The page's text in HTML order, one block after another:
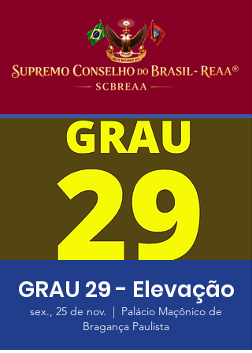
GRAU 29 - Elevação
sex., 25 de nov.
  |
Palácio Maçônico de
Bragança Paulista